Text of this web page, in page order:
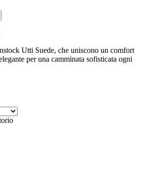
Utti Suede, che uniscono un comfort
per una camminata sofisticata ogni